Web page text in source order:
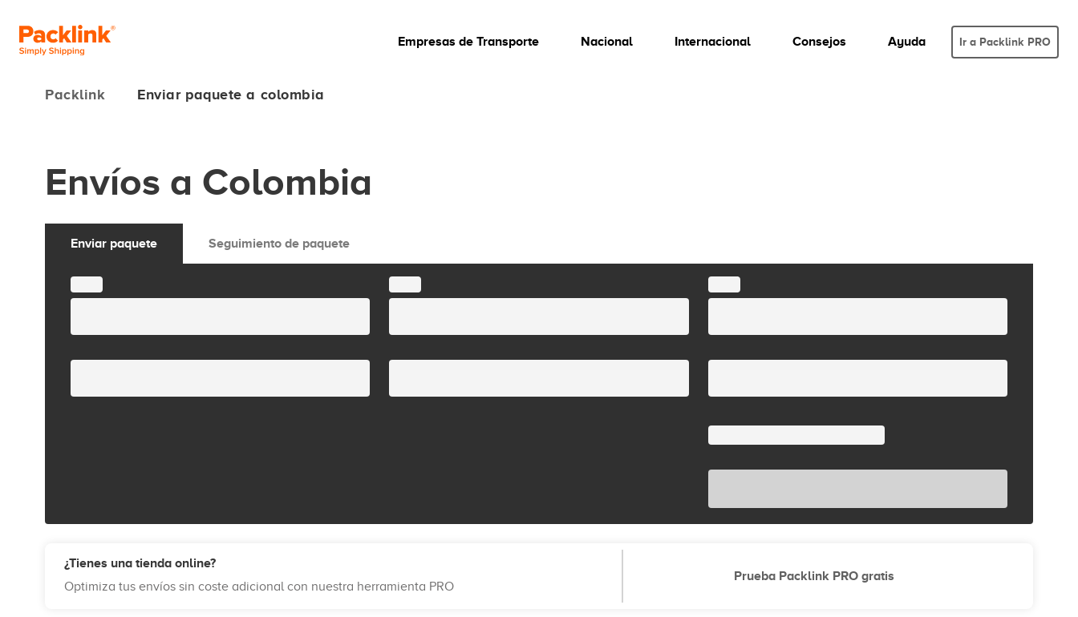
Empresas de Transporte Nacional Internacional Consejos Ayuda Ir a Packlink PRO
Packlink Enviar paquete a colombia
Envíos a Colombia
Enviar paquete Seguimiento de paquete
¿Tienes una tienda online?
Optimiza tus envíos sin coste adicional con nuestra herramienta PRO
Prueba Packlink PRO gratis